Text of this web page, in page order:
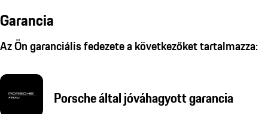
Garancia
Az Ön garanciális fedezete a következőket tartalmazza:
Porsche által jóváhagyott garancia